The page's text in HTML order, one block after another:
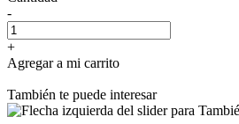
-
+
Agregar a mi carrito
También te puede interesar